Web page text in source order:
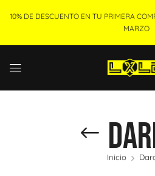
10% DE DESCUENTO EN TU PRIMERA
MARZO
Inicio